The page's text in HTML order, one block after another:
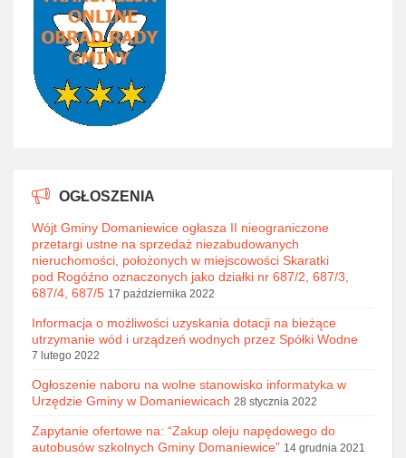
OGŁOSZENIA
Wójt Gminy Domaniewice ogłasza II nieograniczone
przetargi ustne na sprzedaż niezabudowanych
nieruchomości, położonych w miejscowości Skaratki
pod Rogóźno oznaczonych jako działki nr 687/2, 687/3,
687/4, 687/5 17 października 2022
Informacja o możliwości uzyskania dotacji na bieżące
utrzymanie wód i urządzeń wodnych przez Spółki Wodne
7 lutego 2022
Ogłoszenie naboru na wolne stanowisko informatyka w
Urzędzie Gminy w Domaniewicach 28 stycznia 2022
Zapytanie ofertowe na: “Zakup oleju napędowego do
autobusów szkolnych Gminy Domaniewice” 14 grudnia 2021